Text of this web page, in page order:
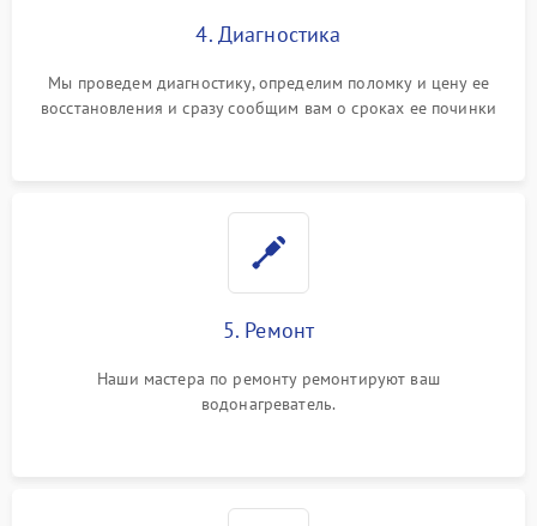
4. Диагностика
Мы проведем диагностику, определим поломку и цену ее
восстановления и сразу сообщим вам о сроках ее починки
5. Ремонт
Наши мастера по ремонту ремонтируют ваш
водонагреватель.